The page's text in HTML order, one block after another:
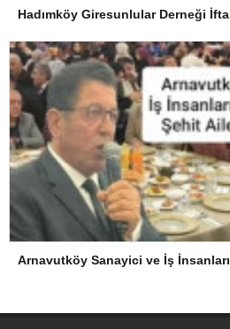
Hadımköy Giresunlular Derneği